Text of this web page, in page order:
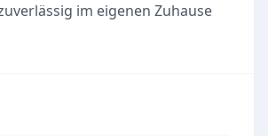
im eigenen Zuhause
die Inanspruchnahme von
In einem ausführlichen